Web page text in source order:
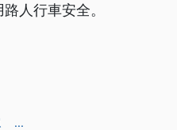
人行車安全。
...